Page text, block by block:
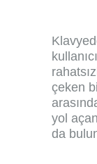
çeken
yol
da